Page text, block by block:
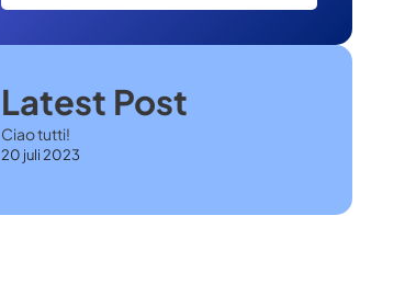
Latest Post
Ciao tutti!
20 juli 2023